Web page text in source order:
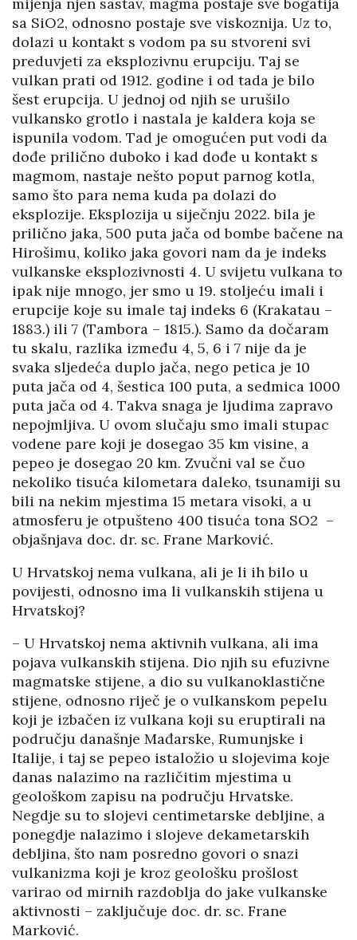
sa SiO2, odnosno postaje sve viskoznija. Uz to,
dolazi u kontakt s vodom pa su stvoreni svi
preduvjeti za eksplozivnu erupciju. Taj se
vulkan prati od 1912. godine i od tada je bilo
šest erupcija. U jednoj od njih se urušilo
vulkansko grotlo i nastala je kaldera koja se
ispunila vodom. Tad je omogućen put vodi da
dođe prilično duboko i kad dođe u kontakt s
magmom, nastaje nešto poput parnog kotla,
samo što para nema kuda pa dolazi do
eksplozije. Eksplozija u siječnju 2022. bila je
prilično jaka, 500 puta jača od bombe bačene na
Hirošimu, koliko jaka govori nam da je indeks
vulkanske eksplozivnosti 4. U svijetu vulkana to
ipak nije mnogo, jer smo u 19. stoljeću imali i
erupcije koje su imale taj indeks 6 (Krakatau –
1883.) ili 7 (Tambora – 1815.). Samo da dočaram
tu skalu, razlika između 4, 5, 6 i 7 nije da je
svaka sljedeća duplo jača, nego petica je 10
puta jača od 4, šestica 100 puta, a sedmica 1000
puta jača od 4. Takva snaga je ljudima zapravo
nepojmljiva. U ovom slučaju smo imali stupac
vodene pare koji je dosegao 35 km visine, a
pepeo je dosegao 20 km. Zvučni val se čuo
nekoliko tisuća kilometara daleko, tsunamiji su
bili na nekim mjestima 15 metara visoki, a u
atmosferu je otpušteno 400 tisuća tona SO2 –
objašnjava doc. dr. sc. Frane Marković.
U Hrvatskoj nema vulkana, ali je li ih bilo u
povijesti, odnosno ima li vulkanskih stijena u
Hrvatskoj?
– U Hrvatskoj nema aktivnih vulkana, ali ima
pojava vulkanskih stijena. Dio njih su efuzivne
magmatske stijene, a dio su vulkanoklastične
stijene, odnosno riječ je o vulkanskom pepelu
koji je izbačen iz vulkana koji su eruptirali na
području današnje Mađarske, Rumunjske i
Italije, i taj se pepeo istaložio u slojevima koje
danas nalazimo na različitim mjestima u
geološkom zapisu na području Hrvatske.
Negdje su to slojevi centimetarske debljine, a
ponegdje nalazimo i slojeve dekametarskih
debljina, što nam posredno govori o snazi
vulkanizma koji je kroz geološku prošlost
varirao od mirnih razdoblja do jake vulkanske
aktivnosti – zaključuje doc. dr. sc. Frane
Marković.